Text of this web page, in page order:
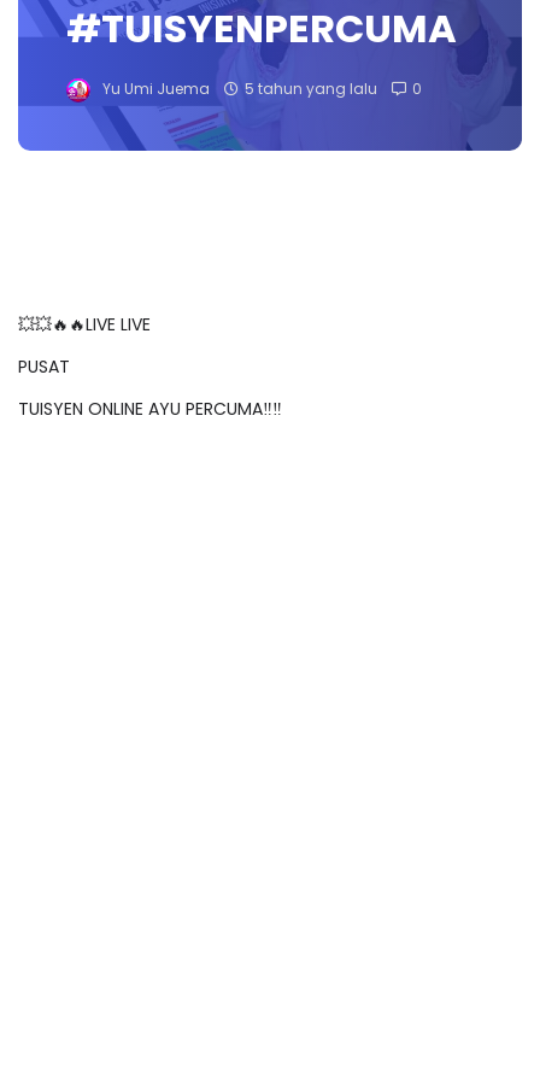
#TUISYENPERCUMA
Yu Umi Juema 5 tahun yang lalu 0
💥💥🔥🔥LIVE LIVE
PUSAT
TUISYEN ONLINE AYU PERCUMA‼️‼️